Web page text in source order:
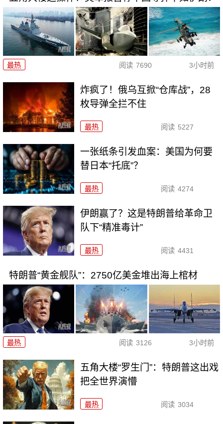
最热 阅读 7690 3小时前
炸疯了！俄乌互掀“仓库战”，28
枚导弹全拦不住
最热 阅读 5227
一张纸条引发血案：美国为何要
替日本“托底”？
最热 阅读 4274
伊朗赢了？这是特朗普给革命卫
队下“精准毒计”
最热 阅读 4431
特朗普“黄金舰队”：2750亿美金堆出海上棺材
最热 阅读 3126 3小时前
五角大楼“罗生门”：特朗普这出戏
把全世界演懵
最热 阅读 3034